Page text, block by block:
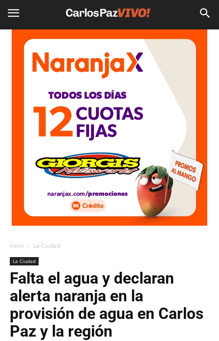
Inicio La Ciudad
La Ciudad
Falta el agua y declaran
alerta naranja en la
provisión de agua en Carlos
Paz y la región